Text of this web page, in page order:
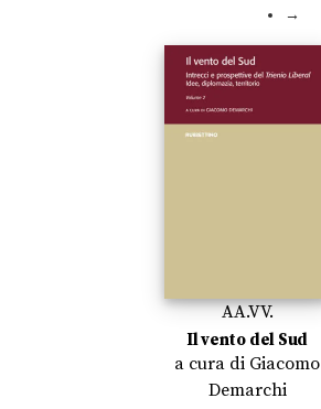
→
AA.VV.
Il vento del Sud
a cura di Giacomo
Demarchi